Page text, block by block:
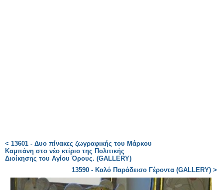
< 13601 - Δυο πίνακες ζωγραφικής του Μάρκου
Καμπάνη στο νέο κτίριο της Πολιτικής
Διοίκησης του Αγίου Όρους. (GALLERY)
13590 - Καλό Παράδεισο Γέροντα (GALLERY) >